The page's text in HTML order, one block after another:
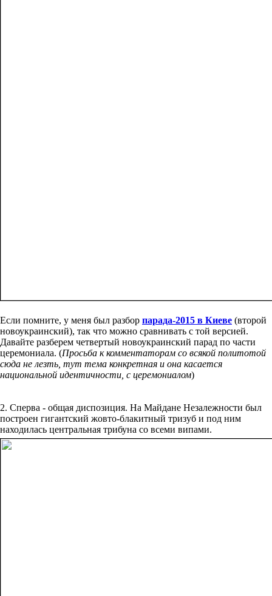
Если помните, у меня был разбор парада-2015 в Киеве (второй
новоукраинский), так что можно сравнивать с той версией.
Давайте разберем четвертый новоукраинский парад по части
церемониала. (Просьба к комментаторам со всякой политотой
сюда не лезть, тут тема конкретная и она касается
национальной идентичности, с церемониалом)
2. Сперва - общая диспозиция. На Майдане Незалежности был
построен гигантский жовто-блакитный тризуб и под ним
находилась центральная трибуна со всеми випами.